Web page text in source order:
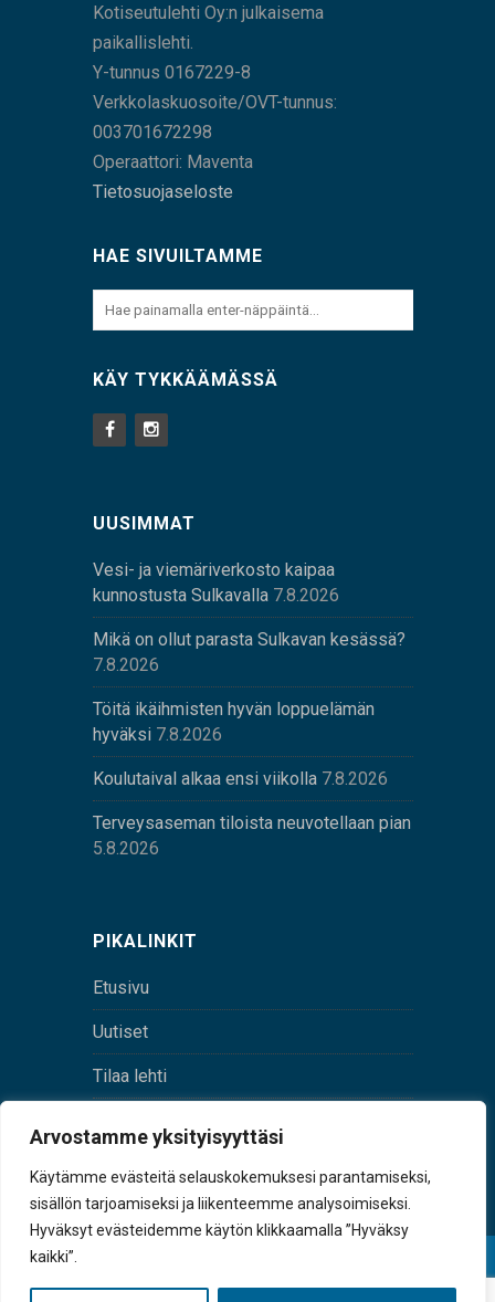
Arvostamme yksityisyyttäsi
Käytämme evästeitä selauskokemuksesi parantamiseksi,
sisällön tarjoamiseksi ja liikenteemme analysoimiseksi.
Hyväksyt evästeidemme käytön klikkaamalla ”Hyväksy
kaikki”.
Kotiseutulehti Oy:n julkaisema
paikallislehti.
Y-tunnus 0167229-8
Verkkolaskuosoite/OVT-tunnus:
003701672298
Operaattori: Maventa
Tietosuojaseloste
HAE SIVUILTAMME
KÄY TYKKÄÄMÄSSÄ
UUSIMMAT
Vesi- ja viemäriverkosto kaipaa
kunnostusta Sulkavalla 7.8.2026
Mikä on ollut parasta Sulkavan kesässä?
7.8.2026
Töitä ikäihmisten hyvän loppuelämän
hyväksi 7.8.2026
Koulutaival alkaa ensi viikolla 7.8.2026
Terveysaseman tiloista neuvotellaan pian
5.8.2026
PIKALINKIT
Etusivu
Uutiset
Tilaa lehti
tunnus 0167229-8